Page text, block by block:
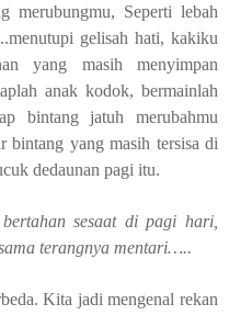
merubungmu, Seperti lebah
gelisah hati, kakiku
yang masih menyimpan
anak kodok, bermainlah
bintang jatuh merubahmu
bintang yang masih tersisa di
dedaunan pagi itu.
sesaat di pagi hari,
terangnya mentari…..
Kita jadi mengenal rekan